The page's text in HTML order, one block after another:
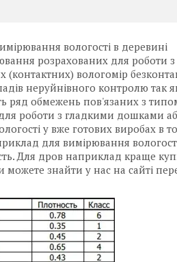
вологості в деревині
розрахованих для роботи з
(контактних) вологомір
неруйнівного контролю так
ряд обмежень пов'язаних з
роботи з гладкими дошками
у вже готових виробах в
для вимірювання
Для дров наприклад краще
можете знайти у нас на сайті